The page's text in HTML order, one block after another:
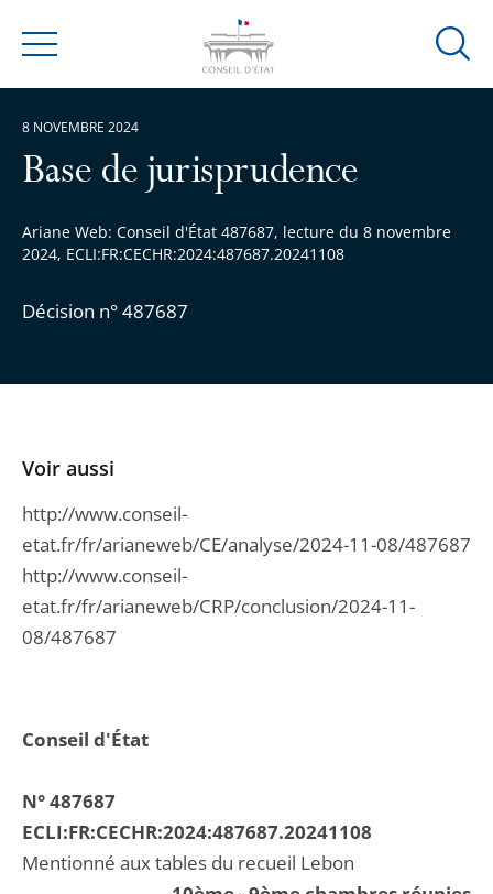
Menu
Ouvrir
Base de jurisprudence
Ariane Web: Conseil d'État 487687, lecture du 8 novembre
2024, ECLI:FR:CECHR:2024:487687.20241108
Décision n° 487687
8 NOVEMBRE 2024
Conseil d'État
N° 487687
ECLI:FR:CECHR:2024:487687.20241108
Mentionné aux tables du recueil Lebon
Voir aussi
http://www.conseil-
etat.fr/fr/arianeweb/CE/analyse/2024-11-08/487687
http://www.conseil-
etat.fr/fr/arianeweb/CRP/conclusion/2024-11-
08/487687